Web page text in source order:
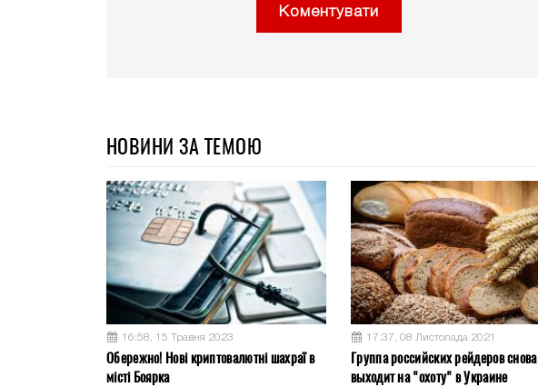
Коментувати
НОВИНИ ЗА ТЕМОЮ
16:58, 15 Травня 2023
Обережно! Нові криптовалютні шахраї в
місті Боярка
17:37, 08 Листопада 2021
Группа российских рейдеров снова
выходит на "охоту" в Украине